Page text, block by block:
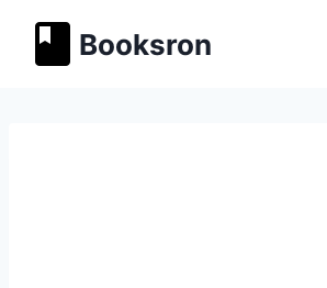
содержимому
Booksron